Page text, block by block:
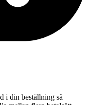
i din beställning så